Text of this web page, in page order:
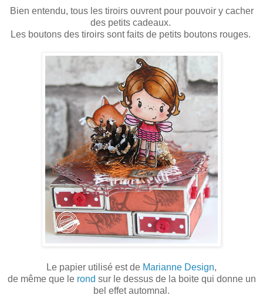
Bien entendu, tous les tiroirs ouvrent pour pouvoir y cacher
des petits cadeaux.
Les boutons des tiroirs sont faits de petits boutons rouges.
Le papier utilisé est de Marianne Design,
de même que le rond sur le dessus de la boite qui donne un
bel effet automnal.